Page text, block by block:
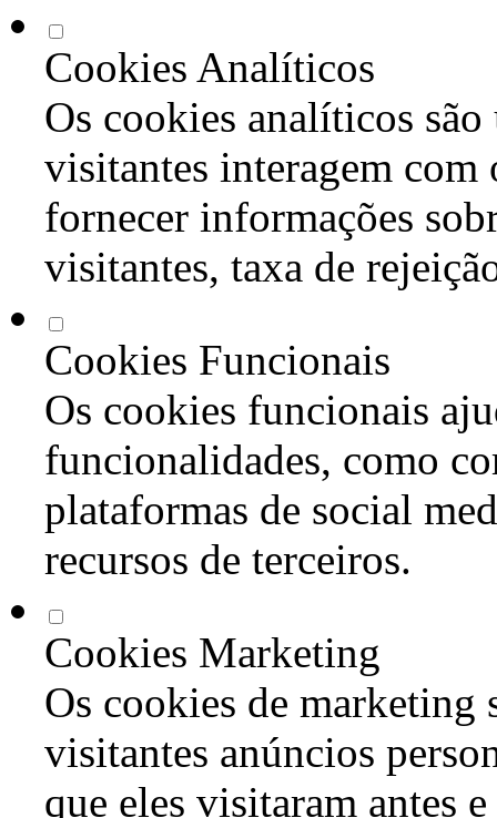
Cookies Analíticos
Os cookies analíticos são
visitantes interagem com
fornecer informações
visitantes, taxa de
Cookies Funcionais
Os cookies funcionais
funcionalidades, como
plataformas de social
recursos de terceiros.
Cookies Marketing
Os cookies de marketing
visitantes anúncios
que eles visitaram antes